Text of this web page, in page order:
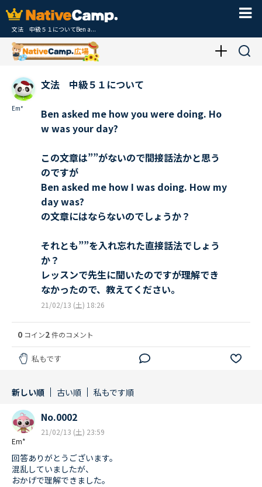
文法 中級５１についてBen a...
Em*
文法 中級５１について
Ben asked me how you were doing. Ho
w was your day?
この文章は””がないので間接話法かと思う
のですが
Ben asked me how I was doing. How my
day was?
の文章にはならないのでしょうか？
それとも””を入れ忘れた直接話法でしょう
か？
レッスンで先生に聞いたのですが理解でき
なかったので、教えてください。
21/02/13 (土) 18:26
0 コイン2件のコメント
私もです
新しい順 古い順 私もです順
Em*
No.0002
21/02/13 (土) 23:59
回答ありがとうございます。
混乱していましたが、
おかげで理解できました。